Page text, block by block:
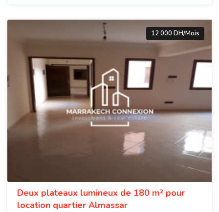
12 000 DH/Mois
Deux plateaux lumineux de 180 m² pour
location quartier Almassar